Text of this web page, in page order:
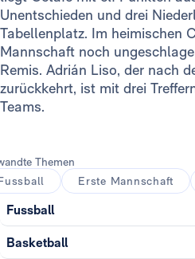
Unentschieden und drei
Tabellenplatz. Im heimischen
Mannschaft noch
Remis. Adrián Liso, der nach
zurückkehrt, ist mit drei
Teams.
Themen
Erste Mannschaft
Fussball
Basketball